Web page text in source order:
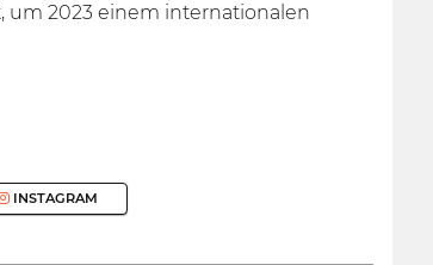
um 2023 einem internationalen
INSTAGRAM